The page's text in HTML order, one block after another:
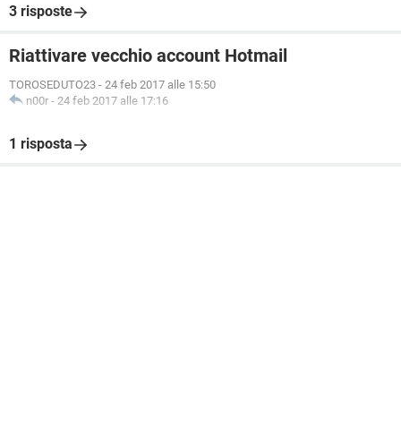
3 risposte
Riattivare vecchio account Hotmail
TOROSEDUTO23 - 24 feb 2017 alle 15:50
n00r - 24 feb 2017 alle 17:16
1 risposta